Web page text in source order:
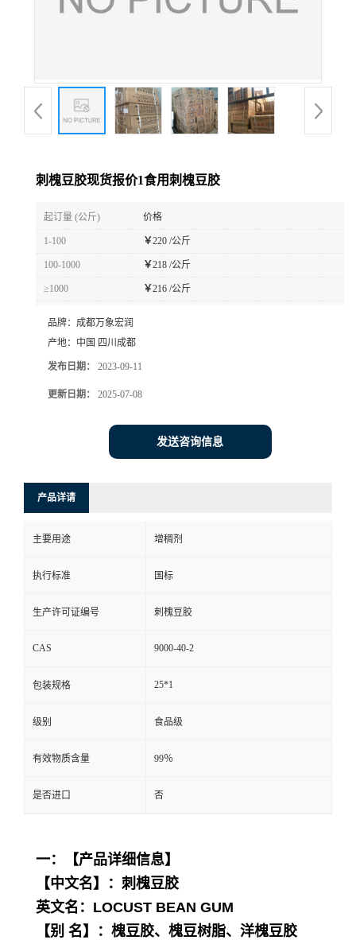
刺槐豆胶现货报价1食用刺槐豆胶
起订量 (公斤) 价格
1-100 ￥220 /公斤
100-1000 ￥218 /公斤
≥1000 ￥216 /公斤
品牌： 成都万象宏润
产地： 中国 四川成都
发布日期： 2023-09-11
更新日期： 2025-07-08
发送咨询信息
产品详请
主要用途 增稠剂
执行标准 国标
生产许可证编号 刺槐豆胶
CAS 9000-40-2
包装规格 25*1
级别 食品级
有效物质含量 99％
是否进口 否
一：【产品详细信息】
【中文名】：刺槐豆胶
英文名：LOCUST BEAN GUM
【别 名】：槐豆胶、槐豆树脂、洋槐豆胶